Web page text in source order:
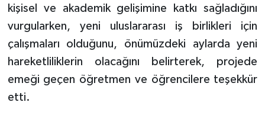
kişisel ve akademik gelişimine katkı sağladığını
vurgularken, yeni uluslararası iş birlikleri için
çalışmaları olduğunu, önümüzdeki aylarda yeni
hareketliliklerin olacağını belirterek, projede
emeği geçen öğretmen ve öğrencilere teşekkür
etti.